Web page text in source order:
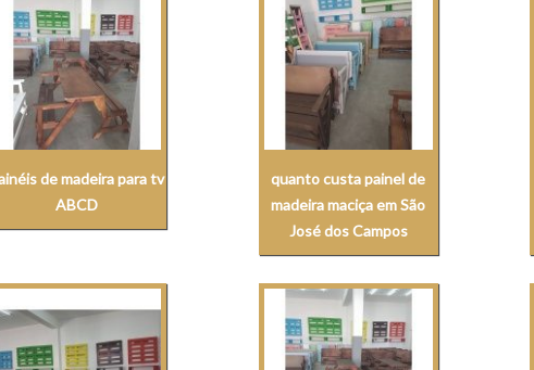
de madeira para tv
ABCD
quanto custa painel de
madeira maciça em São
José dos Campos